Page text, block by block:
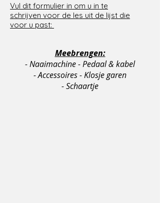
Vul dit formulier in om u in te
schrijven voor de les uit de lijst die
voor u past:
Meebrengen:
- Naaimachine - Pedaal & kabel
- Accessoires - Klosje garen
- Schaartje